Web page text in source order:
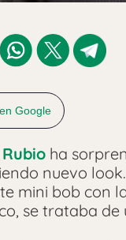
Google
ha
nuevo
mini bob con
se trataba de